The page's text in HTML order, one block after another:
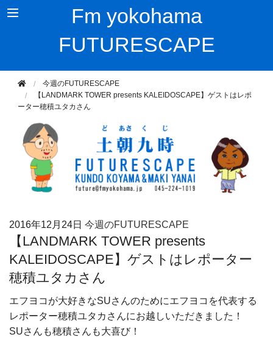
Fm yokohama
FUTURESCAPE
今週のFUTURESCAPE
【LANDMARK TOWER presents KALEIDOSCAPE】ゲストはレポ
ーター穂積ユタカさん
2016年12月24日 今週のFUTURESCAPE
【LANDMARK TOWER presents
KALEIDOSCAPE】ゲストはレポーター
穂積ユタカさん
エフヨコが大好きなSUさんのためにエフヨコを代表する
レポーター穂積ユタカさんにお越しいただきました！
SUさんも穂積さんも大喜び！